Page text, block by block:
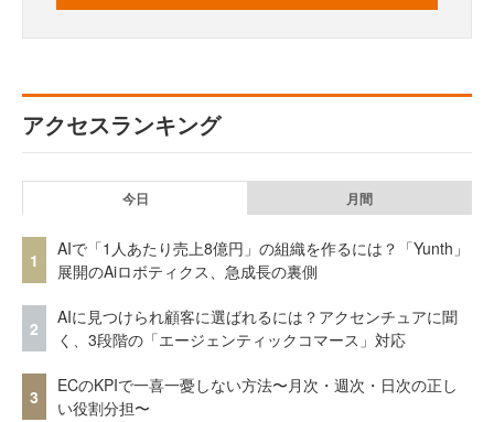
アクセスランキング
今日 月間
1
AIで「1人あたり売上8億円」の組織を作るには？「Yunth」
展開のAiロボティクス、急成長の裏側
2
AIに見つけられ顧客に選ばれるには？アクセンチュアに聞
く、3段階の「エージェンティックコマース」対応
3
ECのKPIで一喜一憂しない方法〜月次・週次・日次の正し
い役割分担〜